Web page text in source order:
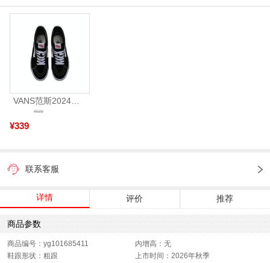
VANS范斯2024中性SK8-HiCL帆布鞋/硫化鞋VN000D5IB8C
¥339
¥599
联系客服
详情 评价 推荐
商品参数
商品编号：yg101685411
内增高：无
鞋跟形状：粗跟
上市时间：2026年秋季